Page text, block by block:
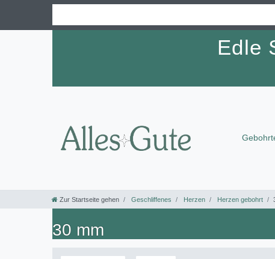
Edle
Zur Startseite gehen Geschliffenes Herzen Herzen gebohrt
30 mm